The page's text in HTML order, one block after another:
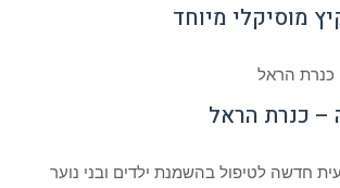
מוסיקלי מיוחד
– כנרת הראל